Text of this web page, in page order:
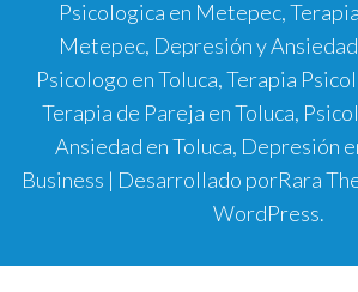
Psicologica en Metepec,
Metepec, Depresión y
Psicologo en Toluca, Terapia
Terapia de Pareja en Toluca,
Ansiedad en Toluca, Depresión
Business | Desarrollado porRara
WordPress.